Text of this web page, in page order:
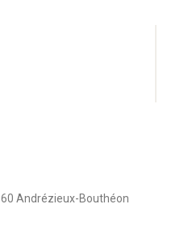
Andrézieux-Bouthéon